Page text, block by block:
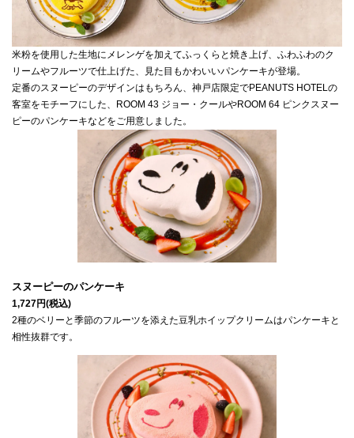
米粉を使用した生地にメレンゲを加えてふっくらと焼き上げ、ふわふわのク
リームやフルーツで仕上げた、見た目もかわいいパンケーキが登場。
定番のスヌーピーのデザインはもちろん、神戸店限定でPEANUTS HOTELの
客室をモチーフにした、ROOM 43 ジョー・クールやROOM 64 ピンクスヌー
ピーのパンケーキなどをご用意しました。
2種のベリーと季節のフルーツを添えた豆乳ホイップクリームはパンケーキと
相性抜群です。